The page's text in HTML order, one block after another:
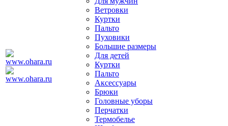
Ветровки
Куртки
Пальто
Пуховики
Большие размеры
Для детей
Куртки
Пальто
Аксессуары
Брюки
Головные уборы
Перчатки
Термобелье